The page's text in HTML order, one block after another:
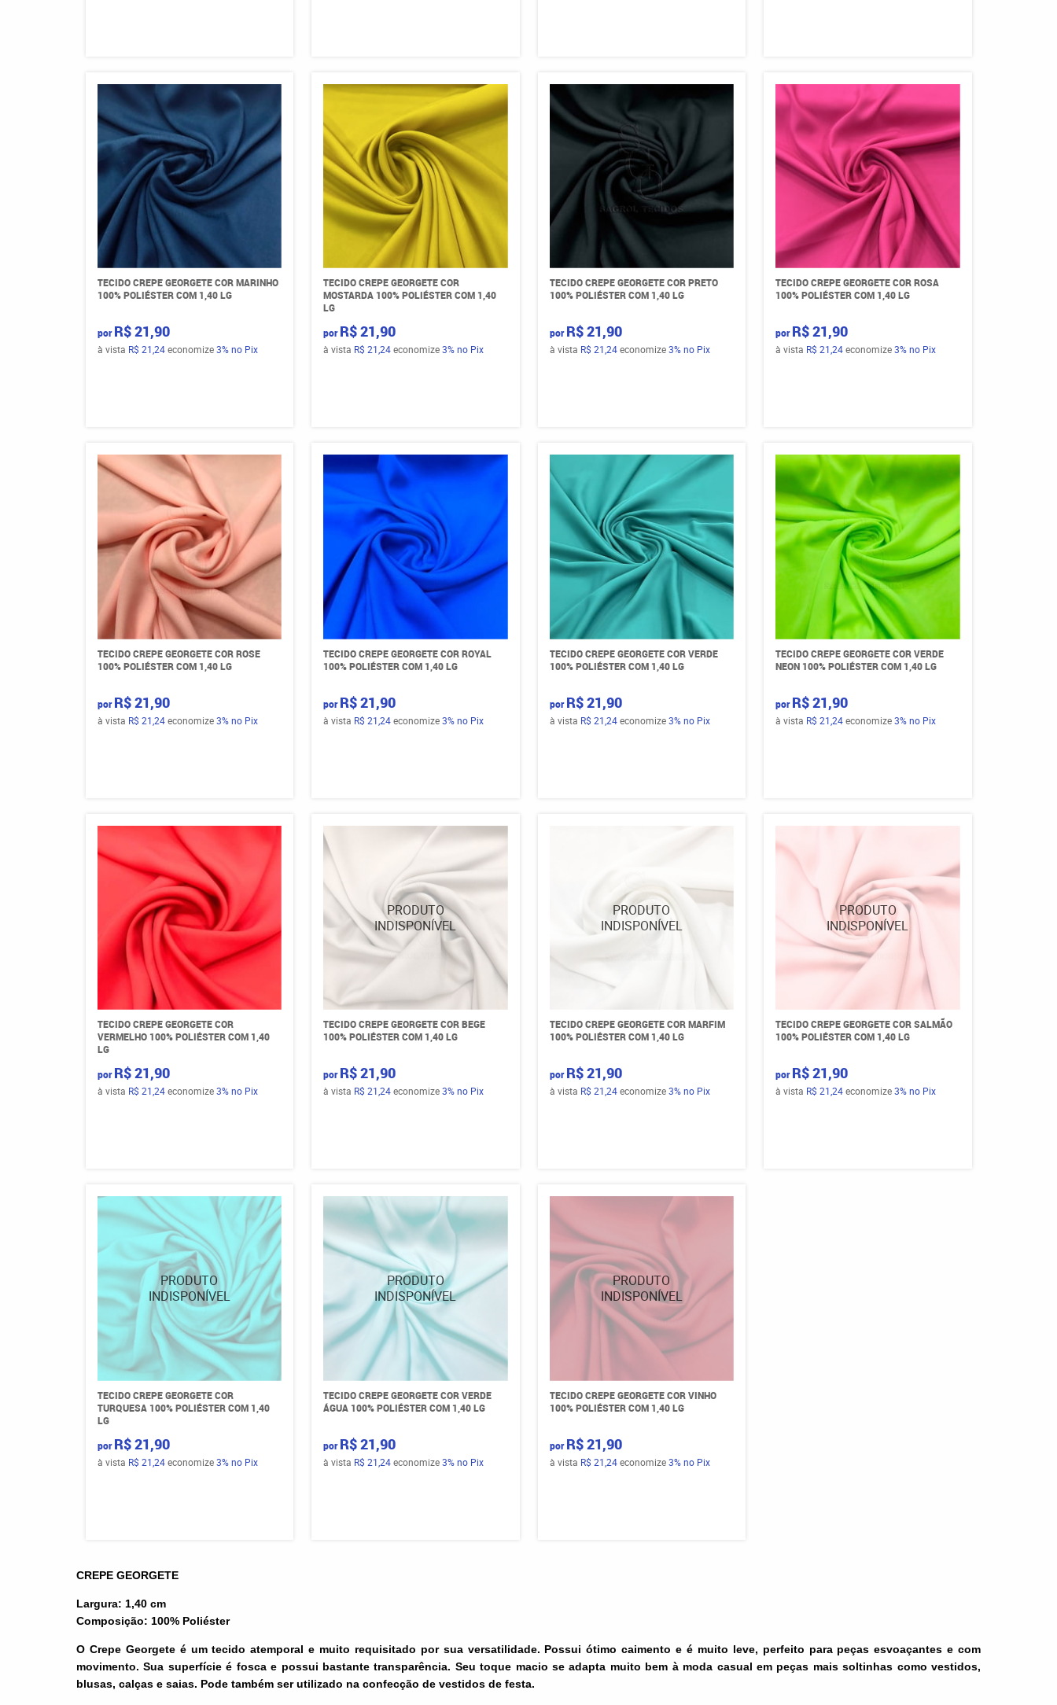
TECIDO CREPE GEORGETE COR MARINHO
100% POLIÉSTER COM 1,40 LG
por R$ 21,90
à vista R$ 21,24economize3% no Pix
TECIDO CREPE GEORGETE COR
MOSTARDA 100% POLIÉSTER COM 1,40
LG
por R$ 21,90
à vista R$ 21,24economize3%no Pix
TECIDO CREPE GEORGETE COR PRETO
100% POLIÉSTER COM 1,40 LG
por R$ 21,90
à vista R$ 21,24economize3% no Pix
TECIDO CREPE GEORGETE COR ROSA
100% POLIÉSTER COM 1,40 LG
por R$ 21,90
à vista R$ 21,24economize3%no Pix
TECIDO CREPE GEORGETE COR ROSE
100% POLIÉSTER COM 1,40 LG
por R$ 21,90
à vista R$ 21,24economize3% no Pix
TECIDO CREPE GEORGETE COR ROYAL
100% POLIÉSTER COM 1,40 LG
por R$ 21,90
à vista R$ 21,24economize3%no Pix
TECIDO CREPE GEORGETE COR VERDE
100% POLIÉSTER COM 1,40 LG
por R$ 21,90
à vista R$ 21,24economize3% no Pix
TECIDO CREPE GEORGETE COR VERDE
NEON 100% POLIÉSTER COM 1,40 LG
por R$ 21,90
à vista R$ 21,24economize3%no Pix
TECIDO CREPE GEORGETE COR
VERMELHO 100% POLIÉSTER COM 1,40
LG
por R$ 21,90
à vista R$ 21,24economize3% no Pix
TECIDO CREPE GEORGETE COR BEGE
100% POLIÉSTER COM 1,40 LG
por R$ 21,90
à vista R$ 21,24economize3%no Pix
TECIDO CREPE GEORGETE COR MARFIM
100% POLIÉSTER COM 1,40 LG
por R$ 21,90
à vista R$ 21,24economize3% no Pix
TECIDO CREPE GEORGETE COR SALMÃO
100% POLIÉSTER COM 1,40 LG
por R$ 21,90
à vista R$ 21,24economize3%no Pix
TECIDO CREPE GEORGETE COR
TURQUESA 100% POLIÉSTER COM 1,40
LG
por R$ 21,90
à vista R$ 21,24economize3% no Pix
TECIDO CREPE GEORGETE COR VERDE
ÁGUA 100% POLIÉSTER COM 1,40 LG
por R$ 21,90
à vista R$ 21,24economize3%no Pix
TECIDO CREPE GEORGETE COR VINHO
100% POLIÉSTER COM 1,40 LG
por R$ 21,90
à vista R$ 21,24economize3% no Pix
CREPE GEORGETE
Largura: 1,40 cm
Composição: 100% Poliéster
O Crepe Georgeteé umtecido atemporal e muito requisitado por sua versatilidade. Possui ótimo caimento e é muito leve, perfeito para peças esvoaçantes e com
movimento. Sua superfície é fosca e possui bastante transparência. Seu toque macio se adapta muito bem à moda casual em peças mais soltinhas como vestidos,
blusas, calças e saias. Pode também ser utilizado na confecção de vestidos de festa.